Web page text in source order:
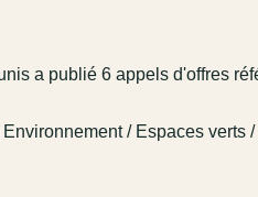
a publié 6 appels d'offres
/ Espaces verts